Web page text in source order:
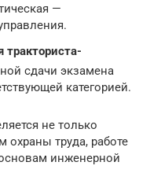
—
тракториста-
сдачи экзамена
категорией.
не только
охраны труда, работе
инженерной